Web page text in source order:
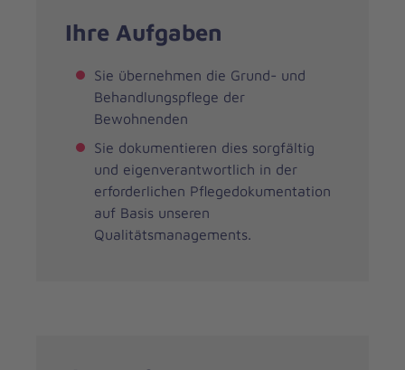
Ihre Aufgaben
Sie übernehmen die Grund- und
Behandlungspflege der
Bewohnenden
Sie dokumentieren dies sorgfältig
und eigenverantwortlich in der
erforderlichen Pflegedokumentation
auf Basis unseren
Qualitätsmanagements.